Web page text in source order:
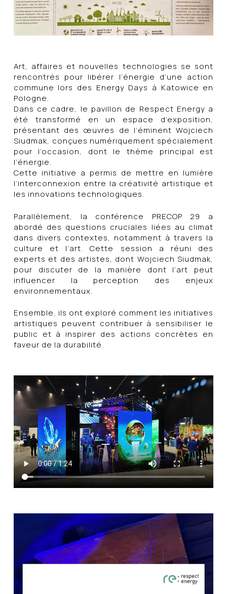
Art, affaires et nouvelles technologies se sont
rencontrés pour libérer l’énergie d’une action
commune lors des Energy Days à Katowice en
Pologne.
Dans ce cadre, le pavillon de Respect Energy a
été transformé en un espace d’exposition,
présentant des œuvres de l’éminent Wojciech
Siudmak, conçues numériquement spécialement
pour l’occasion, dont le thème principal est
l’énergie.
Cette initiative a permis de mettre en lumière
l’interconnexion entre la créativité artistique et
les innovations technologiques.
Parallèlement, la conférence PRECOP 29 a
abordé des questions cruciales liées au climat
dans divers contextes, notamment à travers la
culture et l’art. Cette session a réuni des
experts et des artistes, dont Wojciech Siudmak,
pour discuter de la manière dont l’art peut
influencer la perception des enjeux
environnementaux.
Ensemble, ils ont exploré comment les initiatives
artistiques peuvent contribuer à sensibiliser le
public et à inspirer des actions concrètes en
faveur de la durabilité.